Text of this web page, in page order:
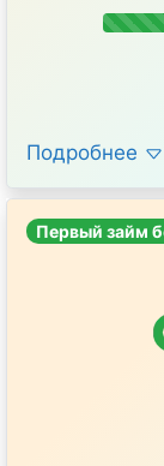
Подробнее
Первый займ